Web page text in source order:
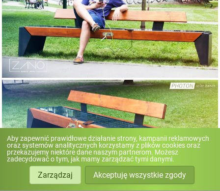
Aby zapewnić prawidłowe działanie strony, kampanii reklamowych
oraz systemów analitycznych korzystamy z plików cookies oraz
przekazujemy niektóre dane naszym partnerom. Możesz
zadecydować o tym, jak mamy zarządzać tymi danymi.
Zarządzaj Akceptuję wszystkie zgody